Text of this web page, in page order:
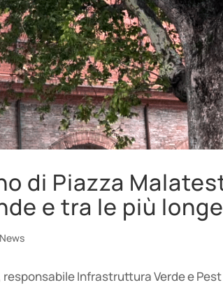
di Piazza
e tra le più
News
responsabile Infrastruttura Verde e